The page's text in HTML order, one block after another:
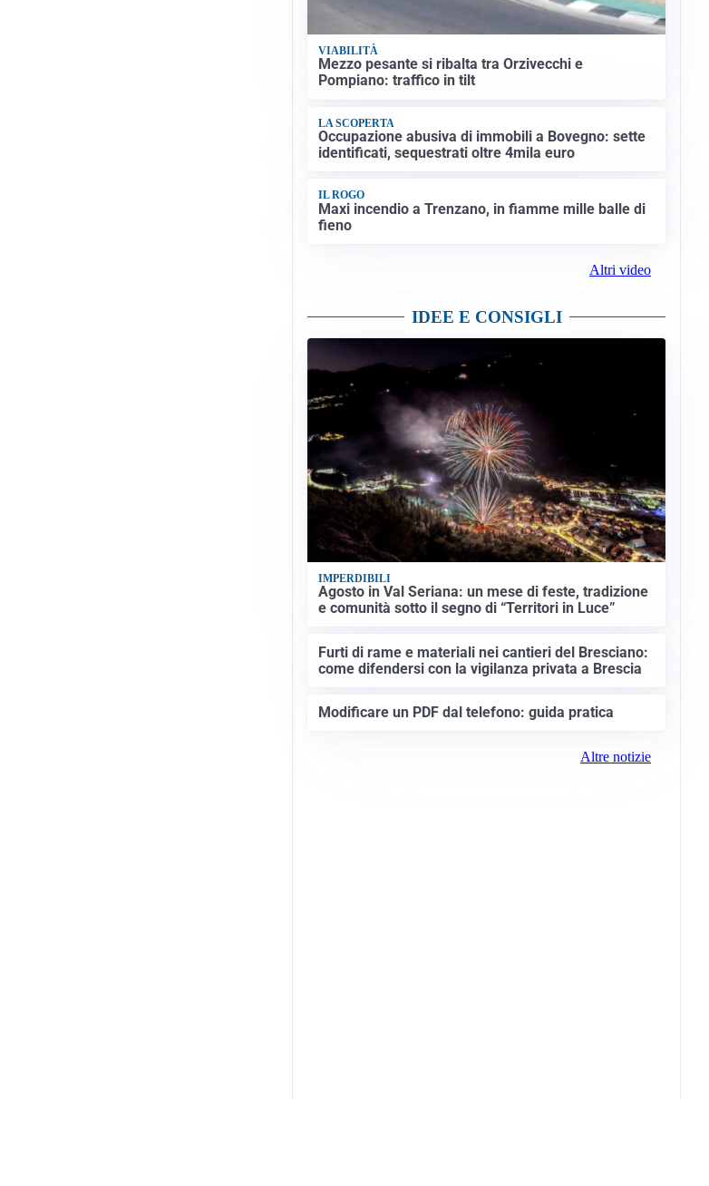
VIABILITÀ
Mezzo pesante si ribalta tra Orzivecchi e
Pompiano: traffico in tilt
LA SCOPERTA
Occupazione abusiva di immobili a Bovegno: sette
identificati, sequestrati oltre 4mila euro
IL ROGO
Maxi incendio a Trenzano, in fiamme mille balle di
fieno
Altri video
IDEE E CONSIGLI
IMPERDIBILI
Agosto in Val Seriana: un mese di feste, tradizione
e comunità sotto il segno di “Territori in Luce”
Furti di rame e materiali nei cantieri del Bresciano:
come difendersi con la vigilanza privata a Brescia
Modificare un PDF dal telefono: guida pratica
Altre notizie